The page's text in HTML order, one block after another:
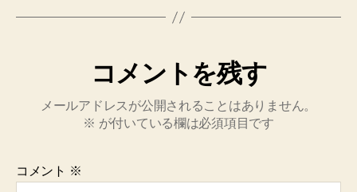
コメントを残す
メールアドレスが公開されることはありません。
※ が付いている欄は必須項目です
コメント ※